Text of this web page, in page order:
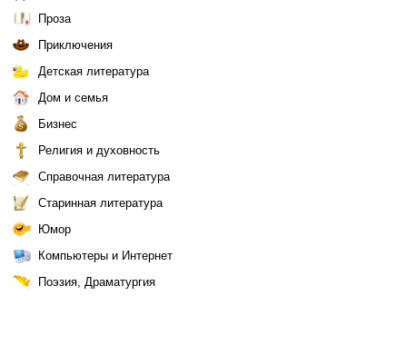
Проза
Приключения
Детская литература
Дом и семья
Бизнес
Религия и духовность
Справочная литература
Старинная литература
Юмор
Компьютеры и Интернет
Поэзия, Драматургия